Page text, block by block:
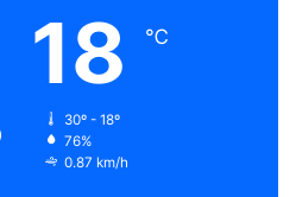
18 ℃
30º - 18º
76%
0.87 km/h